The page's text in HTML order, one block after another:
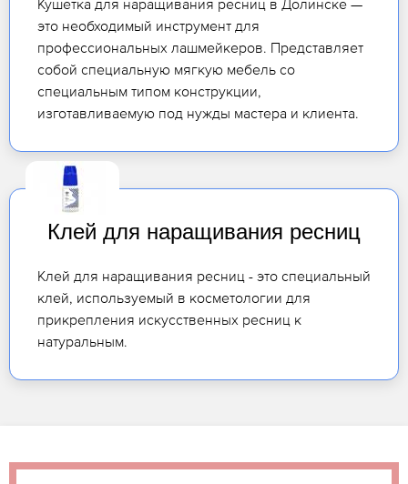
Кушетка для наращивания ресниц в Долинске —
это необходимый инструмент для
профессиональных лашмейкеров. Представляет
собой специальную мягкую мебель со
специальным типом конструкции,
изготавливаемую под нужды мастера и клиента.
Клей для наращивания ресниц
Клей для наращивания ресниц - это специальный
клей, используемый в косметологии для
прикрепления искусственных ресниц к
натуральным.